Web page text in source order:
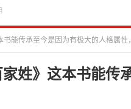
书能传承至今是因为有极大的人格属
家姓》这本书能